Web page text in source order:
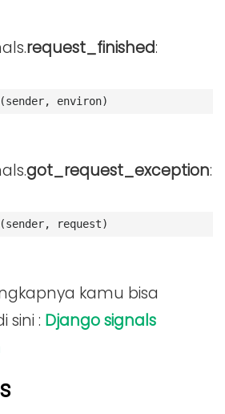
request_finished:
(sender, environ)
got_request_exception:
(sender, request)
kamu bisa
sini : Django signals